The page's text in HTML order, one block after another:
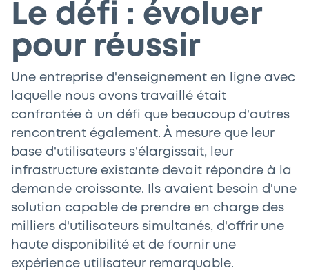
Le défi : évoluer
pour réussir
Une entreprise d'enseignement en ligne avec
laquelle nous avons travaillé était
confrontée à un défi que beaucoup d'autres
rencontrent également. À mesure que leur
base d'utilisateurs s'élargissait, leur
infrastructure existante devait répondre à la
demande croissante. Ils avaient besoin d'une
solution capable de prendre en charge des
milliers d'utilisateurs simultanés, d'offrir une
haute disponibilité et de fournir une
expérience utilisateur remarquable.